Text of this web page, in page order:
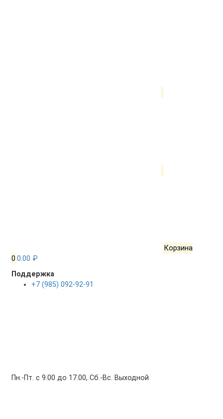
Корзина
0 0.00 ₽
Поддержка
+7 (985) 092-92-91
Пн.-Пт. с 9.00 до 17.00, Сб.-Вс. Выходной